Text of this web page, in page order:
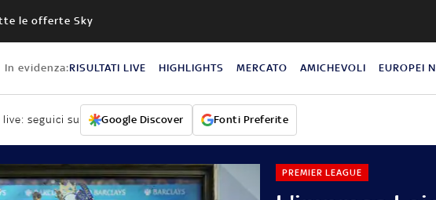
le offerte Sky
In evidenza:RISULTATI LIVE HIGHLIGHTS MERCATO AMICHEVOLI EUROPEI
seguici su Google Discover Fonti Preferite
PREMIER LEAGUE